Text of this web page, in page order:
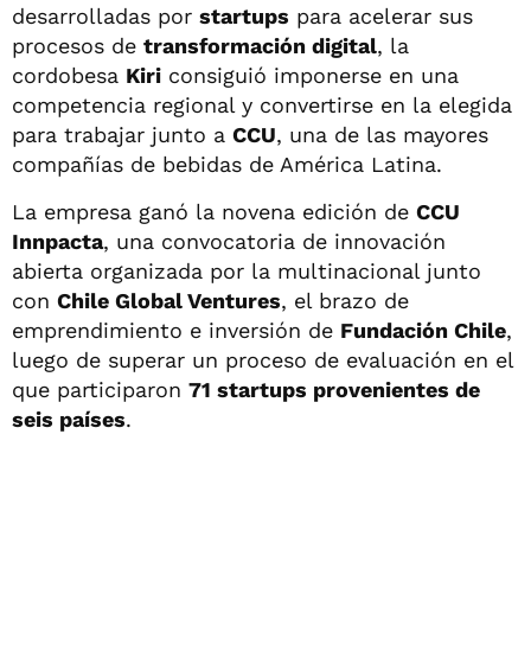
desarrolladas por startups para acelerar sus
procesos de transformación digital, la
cordobesa Kiri consiguió imponerse en una
competencia regional y convertirse en la elegida
para trabajar junto a CCU, una de las mayores
compañías de bebidas de América Latina.
La empresa ganó la novena edición de CCU
Innpacta, una convocatoria de innovación
abierta organizada por la multinacional junto
con Chile Global Ventures, el brazo de
emprendimiento e inversión de Fundación Chile,
luego de superar un proceso de evaluación en el
que participaron 71 startups provenientes de
seis países.